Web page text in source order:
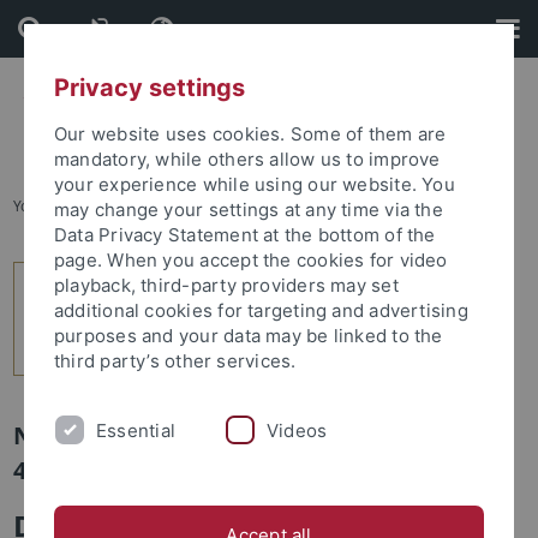
Skip
to
content
Skip
to
footer
You are here: Startseite ... 12
Newsletter Uni Tübingen aktuell Nr.
4/2011: Forschung
Der Spagat zwischen
Privacy settings
Our website uses cookies. Some of them are
mandatory, while others allow us to improve
your experience while using our website. You
may change your settings at any time via the
Data Privacy Statement at the bottom of the
page. When you accept the cookies for video
playback, third-party providers may set
additional cookies for targeting and advertising
purposes and your data may be linked to the
third party’s other services.
Essential Videos